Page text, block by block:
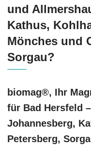
und
Kathus,
Mönches und
Sorgau?
biomag®, Ihr
für Bad Hersfeld
Johannesberg,
Petersberg,